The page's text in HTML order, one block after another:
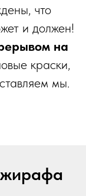
что
и должен!
на
краски,
мы.
жирафа